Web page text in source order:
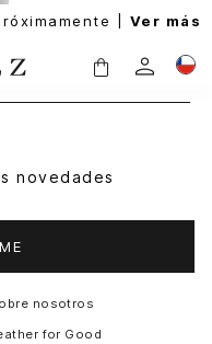
| Ver más
novedades
nosotros
for Good